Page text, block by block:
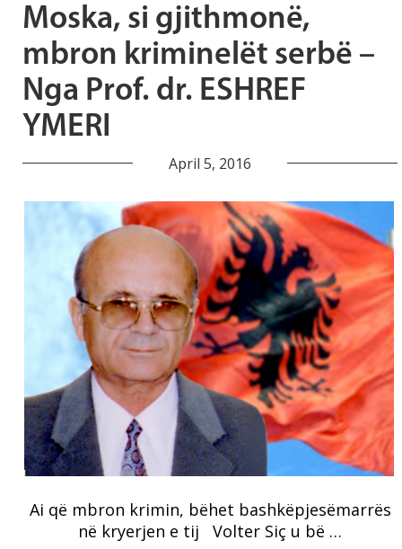
Moska, si gjithmonë,
mbron kriminelët serbë –
Nga Prof. dr. ESHREF
YMERI
April 5, 2016
Ai që mbron krimin, bëhet bashkëpjesëmarrës
në kryerjen e tij Volter Siç u bë …